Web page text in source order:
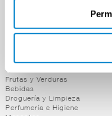
Lácteos
Charcutería
Quesos al Corte
Frutas y Verduras
Bebidas
Droguería y Limpieza
Perfumería e Higiene